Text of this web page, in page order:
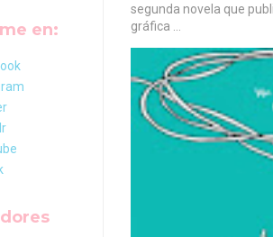
segunda novela que
gráfica ...
en: